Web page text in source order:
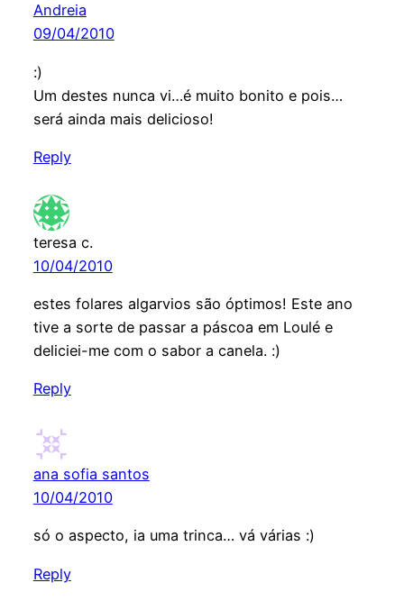
Andreia
09/04/2010
:)
Um destes nunca vi…é muito bonito e pois…
será ainda mais delicioso!
Reply
teresa c.
10/04/2010
estes folares algarvios são óptimos! Este ano
tive a sorte de passar a páscoa em Loulé e
deliciei-me com o sabor a canela. :)
Reply
ana sofia santos
10/04/2010
só o aspecto, ia uma trinca… vá várias :)
Reply